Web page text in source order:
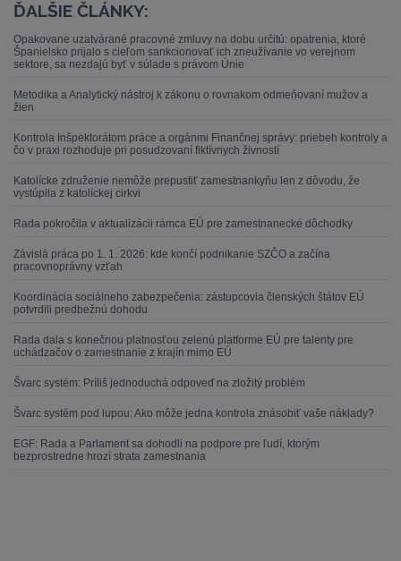
ĎALŠIE ČLÁNKY:
Opakovane uzatvárané pracovné zmluvy na dobu určitú: opatrenia, ktoré
Španielsko prijalo s cieľom sankcionovať ich zneužívanie vo verejnom
sektore, sa nezdajú byť v súlade s právom Únie
Metodika a Analytický nástroj k zákonu o rovnakom odmeňovaní mužov a
žien
Kontrola Inšpektorátom práce a orgánmi Finančnej správy: priebeh kontroly a
čo v praxi rozhoduje pri posudzovaní fiktívnych živností
Katolícke združenie nemôže prepustiť zamestnankyňu len z dôvodu, že
vystúpila z katolíckej cirkvi
Rada pokročila v aktualizácii rámca EÚ pre zamestnanecké dôchodky
Závislá práca po 1. 1. 2026: kde končí podnikanie SZČO a začína
pracovnoprávny vzťah
Koordinácia sociálneho zabezpečenia: zástupcovia členských štátov EÚ
potvrdili predbežnú dohodu
Rada dala s konečnou platnosťou zelenú platforme EÚ pre talenty pre
uchádzačov o zamestnanie z krajín mimo EÚ
Švarc systém: Príliš jednoduchá odpoveď na zložitý problém
Švarc systém pod lupou: Ako môže jedna kontrola znásobiť vaše náklady?
EGF: Rada a Parlament sa dohodli na podpore pre ľudí, ktorým
bezprostredne hrozí strata zamestnania